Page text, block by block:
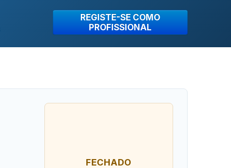
REGISTE-SE COMO
PROFISSIONAL
FECHADO